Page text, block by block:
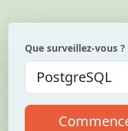
Que surveillez-vous ?